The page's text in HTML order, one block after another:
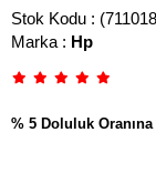
Stok Kodu
Marka : Hp
% 5 Doluluk